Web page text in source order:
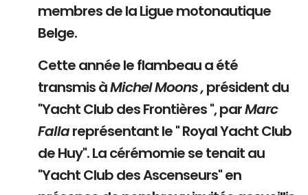
membres de la Ligue motonautique
Belge.
Cette année le flambeau a été
transmis àMichel Moons ,président du
"Yacht Club des Frontières ", parMarc
Fallareprésentant le " Royal Yacht Club
de Huy". La cérémomie se tenait au
"Yacht Club des Ascenseurs" en